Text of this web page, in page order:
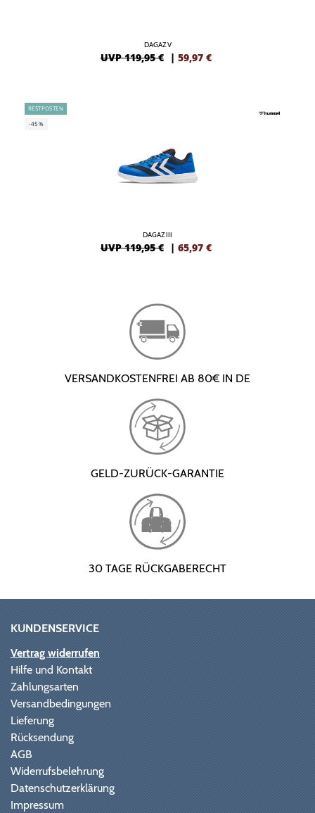
DAGAZ V
UVP 119,95 € | 59,97 €
RESTPOSTEN
-45%
DAGAZ III
UVP 119,95 € | 65,97 €
VERSANDKOSTENFREI AB 80€ IN DE
GELD-ZURÜCK-GARANTIE
30 TAGE RÜCKGABERECHT
KUNDENSERVICE
Vertrag widerrufen
Hilfe und Kontakt
Zahlungsarten
Versandbedingungen
Lieferung
Rücksendung
AGB
Widerrufsbelehrung
Datenschutzerklärung
Impressum